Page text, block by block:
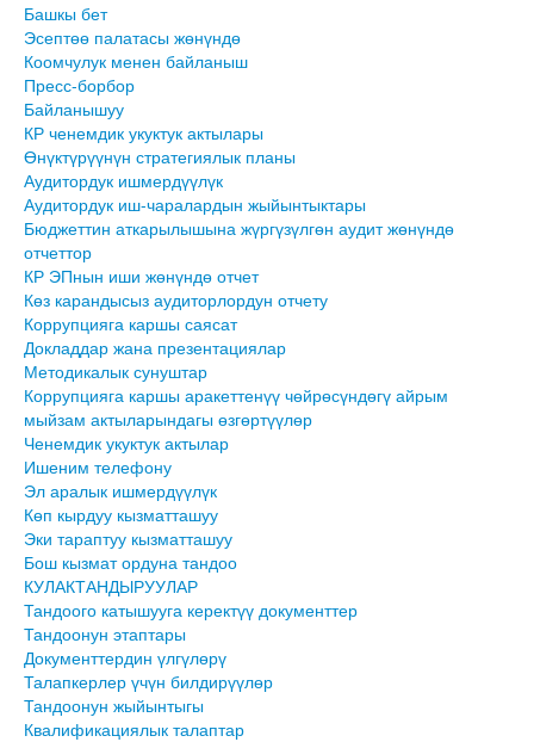
Башкы бет
Эсептөө палатасы жөнүндө
Коомчулук менен байланыш
Пресс-борбор
Байланышуу
КР ченемдик укуктук актылары
Өнүктүрүүнүн стратегиялык планы
Аудитордук ишмердүүлүк
Аудитордук иш-чаралардын жыйынтыктары
Бюджеттин аткарылышына жүргүзүлгөн аудит жөнүндө
отчеттор
КР ЭПнын иши жөнүндө отчет
Көз карандысыз аудиторлордун отчету
Коррупцияга каршы саясат
Докладдар жана презентациялар
Методикалык сунуштар
Коррупцияга каршы аракеттенүү чөйрөсүндөгү айрым
мыйзам актыларындагы өзгөртүүлөр
Ченемдик укуктук актылар
Ишеним телефону
Эл аралык ишмердүүлүк
Көп кырдуу кызматташуу
Эки тараптуу кызматташуу
Бош кызмат ордуна тандоо
КУЛАКТАНДЫРУУЛАР
Тандоого катышууга керектүү документтер
Тандоонун этаптары
Документтердин үлгүлөрү
Талапкерлер үчүн билдирүүлөр
Тандоонун жыйынтыгы
Квалификациялык талаптар